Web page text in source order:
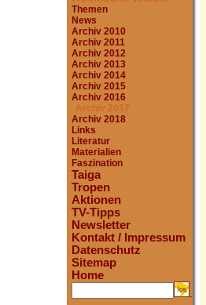
Themen
News
Archiv 2010
Archiv 2011
Archiv 2012
Archiv 2013
Archiv 2014
Archiv 2015
Archiv 2016
Archiv 2017
Archiv 2018
Links
Literatur
Materialien
Faszination
Taiga
Tropen
Aktionen
TV-Tipps
Newsletter
Kontakt / Impressum
Datenschutz
Sitemap
Home
.